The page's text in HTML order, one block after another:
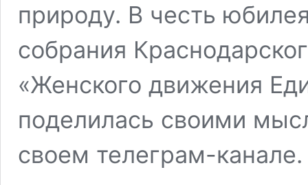
природу. В честь
собрания
«Женского движения
поделилась своими
своем телеграм-